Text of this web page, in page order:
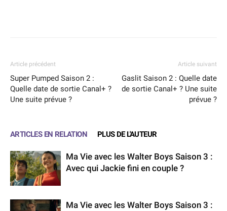
Article précédent
Super Pumped Saison 2 :
Quelle date de sortie Canal+ ?
Une suite prévue ?
Article suivant
Gaslit Saison 2 : Quelle date
de sortie Canal+ ? Une suite
prévue ?
ARTICLES EN RELATION PLUS DE L'AUTEUR
Ma Vie avec les Walter Boys Saison 3 :
Avec qui Jackie fini en couple ?
Ma Vie avec les Walter Boys Saison 3 :